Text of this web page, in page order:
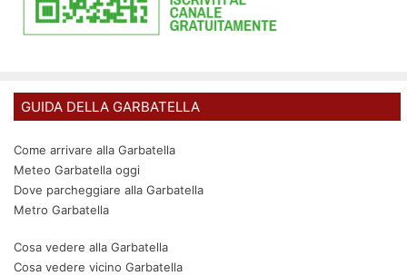
GUIDA DELLA GARBATELLA
Come arrivare alla Garbatella
Meteo Garbatella oggi
Dove parcheggiare alla Garbatella
Metro Garbatella
Cosa vedere alla Garbatella
Cosa vedere vicino Garbatella